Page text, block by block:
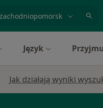
Język
Jak działają wyniki